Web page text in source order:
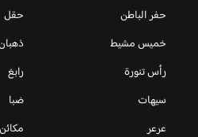
حفر الباطن
حقل
خميس مشيط
رأس تنورة
رابغ
سيهات
ضبا
عرعر